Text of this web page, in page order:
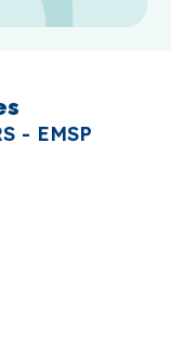
- EMSP